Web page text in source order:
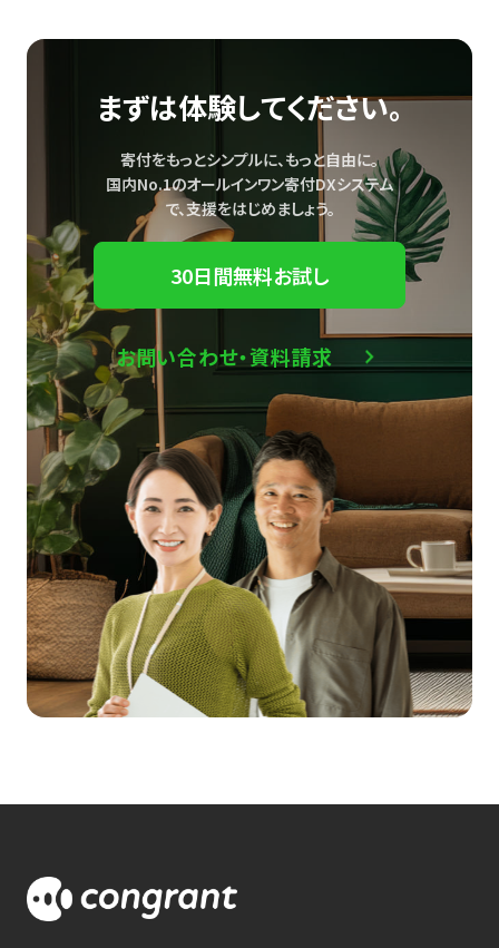
まずは体験してください。
寄付をもっとシンプルに、もっと自由に。
国内No.1のオールインワン寄付DXシステム
で、支援をはじめましょう。
30日間無料お試し
お問い合わせ・資料請求